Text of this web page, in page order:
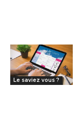
Le saviez vous ?